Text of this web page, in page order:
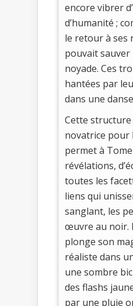
encore vibrer
d’humanité ;
le retour à ses
pouvait sauver
noyade. Ces
hantées par
dans une
Cette
novatrice pour
permet à
révélations,
toutes les
liens qui
sanglant, les
œuvre au noir.
plonge son
réaliste dans
une sombre
des flashs
par une pluie